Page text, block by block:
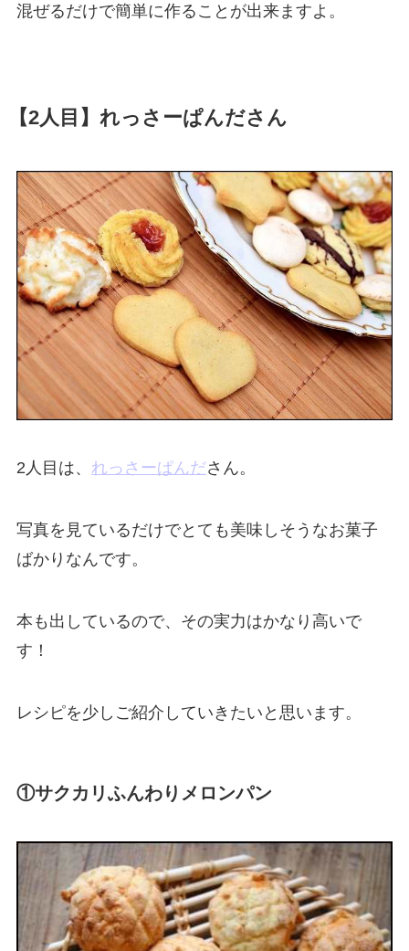
混ぜるだけで簡単に作ることが出来ますよ。
【2人目】れっさーぱんださん
2人目は、 れっさーぱんださん。
写真を見ているだけでとても美味しそうなお菓子
ばかりなんです。
本も出しているので、その実力はかなり高いで
す！
レシピを少しご紹介していきたいと思います。
①サクカリふんわりメロンパン